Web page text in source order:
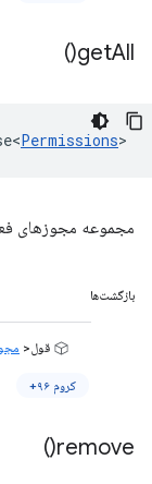
getAll(
)
Permissions>
مجموعه مجوزهای
بازگشت‌ها
قول<
کروم ۹۶+
remove(
)